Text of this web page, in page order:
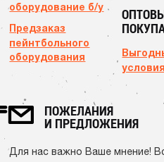
оборудование б/у
Предзаказ
пейнтбольного
оборудования
условия
ПОЖЕЛАНИЯ
И ПРЕДЛОЖЕНИЯ
Для нас важно Ваше мнение!